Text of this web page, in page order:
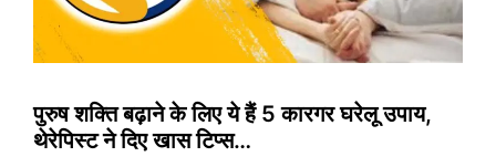
पुरुष शक्ति बढ़ाने के लिए ये हैं 5 कारगर घरेलू उपाय,
थेरेपिस्ट ने दिए खास टिप्स…